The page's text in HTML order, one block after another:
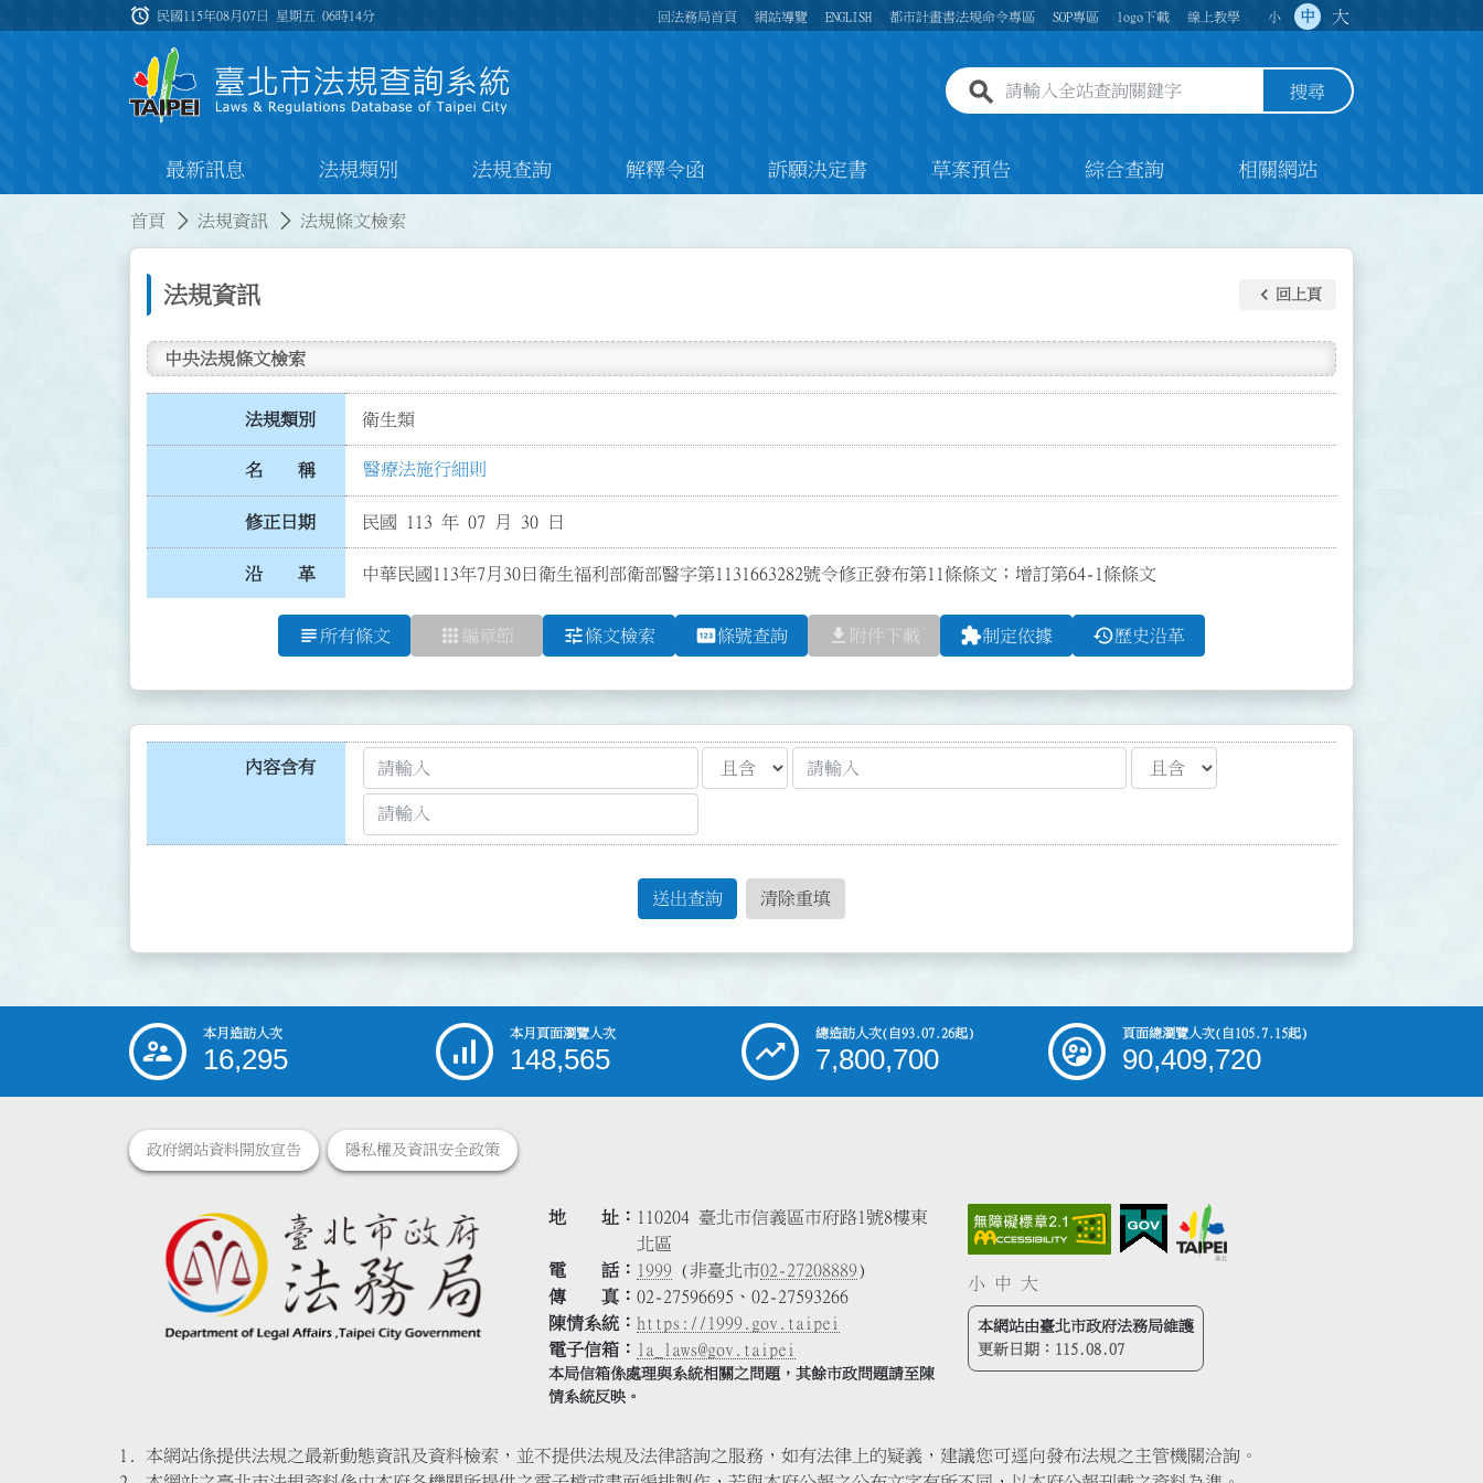
:::
alarm 民國115年08月07日 星期五06時14分 回法務局首頁 網站導覽 ENGLISH 都市計畫書法規命令專區 SOP專區 logo下載 線上教學 小 中 大
全站查詢關鍵字欄位 搜尋
最新訊息 法規類別 法規查詢 解釋令函 訴願決定書 草案預告 綜合查詢 相關網站
首頁 法規資訊 法規條文檢索
法規資訊 keyboard_arrow_left 回上頁
中央法規條文檢索
法規類別 衛生類
名 稱 醫療法施行細則
修正日期 民國 113 年 07 月 30 日
沿 革 中華民國113年7月30日衛生福利部衛部醫字第1131663282號令修正發布第11條條文；增訂第64-1條條文
subject 所有條文 apps 編章節 tune條文檢索 pin條號查詢 file_download 附件下載 extension制定依據 history歷史沿革
內容含有
送出查詢 清除重填
::: 本月造訪人次
16,295
本月頁面瀏覽人次
148,565
總造訪人次(自93.07.26起)
7,800,700
頁面總瀏覽人次(自105.7.15起)
90,409,720
政府網站資料開放宣告 隱私權及資訊安全政策
地 址
110204 臺北市信義區市府路1號8樓東
北區
電 話
1999 (非臺北市02-27208889)
傳 真
02-27596695、02-27593266
陳情系統
https://1999.gov.taipei
電子信箱
la_laws@gov.taipei
本局信箱係處理與系統相關之問題，其餘市政問題請至陳
情系統反映。
小 中 大
本網站由臺北市政府法務局維護
更新日期： 115.08.07
本網站係提供法規之最新動態資訊及資料檢索，並不提供法規及法律諮詢之服務，如有法律上的疑義，建議您可逕向發布法規之主管機關洽詢。